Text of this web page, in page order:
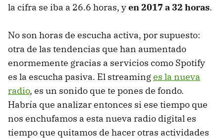
la cifra se iba a 26.6 horas, yen 2017 a 32 horas.
No son horas de escucha activa, por supuesto:
otra de las tendencias que han aumentado
enormemente gracias a servicios como Spotify
es la escucha pasiva. El streaminges la nueva
radio, es un sonido que te pones de fondo.
Habría que analizar entonces si ese tiempo que
nos enchufamos a esta nueva radio digital es
tiempo que quitamos de hacer otras actividades